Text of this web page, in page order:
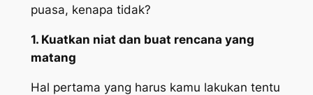
puasa, kenapa tidak?
1. Kuatkan niat dan buat rencana yang
matang
Hal pertama yang harus kamu lakukan tentu